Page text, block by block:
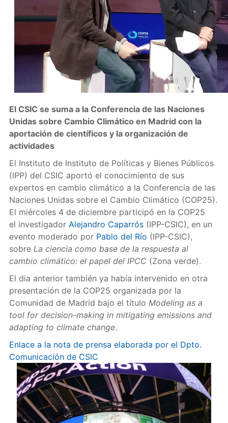
El CSIC se suma a la Conferencia de las Naciones
Unidas sobre Cambio Climático en Madrid con la
aportación de científicos y la organización de
actividades
El Instituto de Instituto de Políticas y Bienes Públicos
(IPP) del CSIC aportó el conocimiento de sus
expertos en cambio climático a la Conferencia de las
Naciones Unidas sobre el Cambio Climático (COP25).
El miércoles 4 de diciembre participó en la COP25
el investigador Alejandro Caparrós(IPP-CSIC), en un
evento moderado por Pablo del Río (IPP-CSIC),
sobre La ciencia como base de la respuesta al
cambio climático: el papel del IPCC(Zona verde).
El dia anterior también ya había intervenido en otra
presentación de la COP25 organizada por la
Comunidad de Madrid bajo el título Modeling as a
tool for decision-making in mitigating emissions and
adapting to climate change.
Enlace a la nota de prensa elaborada por el Dpto.
Comunicación de CSIC